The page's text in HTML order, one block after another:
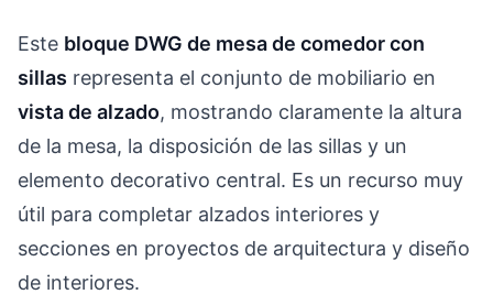
Este bloque DWG de mesa de comedor con
sillas representa el conjunto de mobiliario en
vista de alzado, mostrando claramente la altura
de la mesa, la disposición de las sillas y un
elemento decorativo central. Es un recurso muy
útil para completar alzados interiores y
secciones en proyectos de arquitectura y diseño
de interiores.